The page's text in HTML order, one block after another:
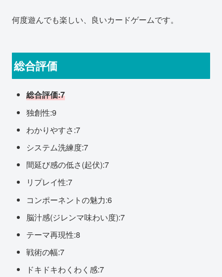
何度遊んでも楽しい、良いカードゲームです。
総合評価
総合評価:7
独創性:9
わかりやすさ:7
システム洗練度:7
間延び感の低さ(起伏):7
リプレイ性:7
コンポーネントの魅力:6
脳汁感(ジレンマ味わい度):7
テーマ再現性:8
戦術の幅:7
ドキドキわくわく感:7